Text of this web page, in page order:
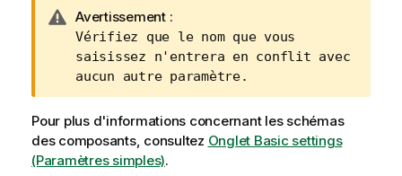
N
o
t
e
I
n
f
o
Avertissement :
Vérifiez que le nom que vous
saisissez n'entrera en conflit avec
aucun autre paramètre.
Pour plus d'informations concernant les schémas
des composants, consultez Onglet Basic settings
(Paramètres simples).